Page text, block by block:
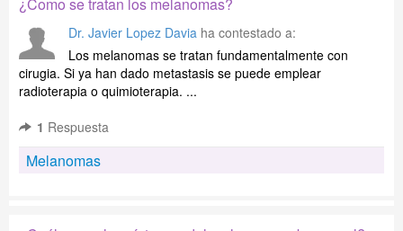
Dr. Javier Lopez Davia ha contestado a:
Los melanomas se tratan fundamentalmente con
cirugia. Si ya han dado metastasis se puede emplear
radioterapia o quimioterapia. ...
1 Respuesta
Melanomas